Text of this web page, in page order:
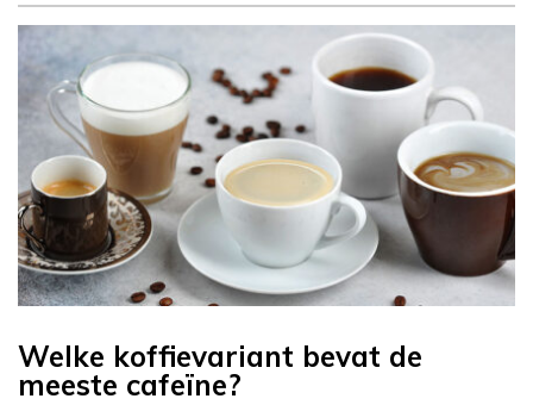
Welke koffievariant bevat de
meeste cafeïne?